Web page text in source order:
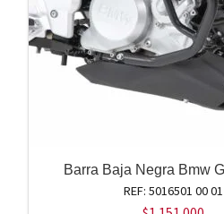
Barra Baja Negra Bmw
REF: 5016501 00 01